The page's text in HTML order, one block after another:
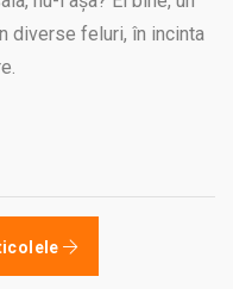
diverse feluri, în incinta